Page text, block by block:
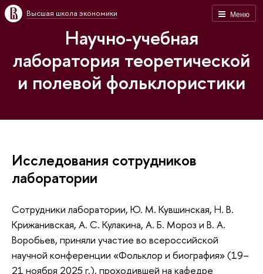
Меню
Высшая школа экономики
Научно-учебная
лаборатория теоретической
и полевой фольклористики
Исследования сотрудников
лаборатории
Сотрудники лаборатории, Ю. М. Кувшинская, Н. В.
Крижанивская, А. С. Кулакина, А. Б. Мороз и В. А.
Воробьев, приняли участие во всероссийской
научной конференции «Фольклор и биография» (19–
21 ноября 2025 г.), проходившей на кафедре